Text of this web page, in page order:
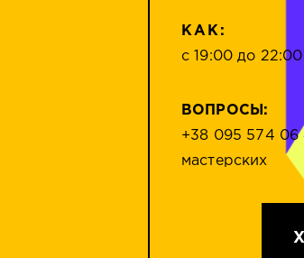
КАК:
с 19:00 до
ВОПРОСЫ:
+38 095 574
мастерских